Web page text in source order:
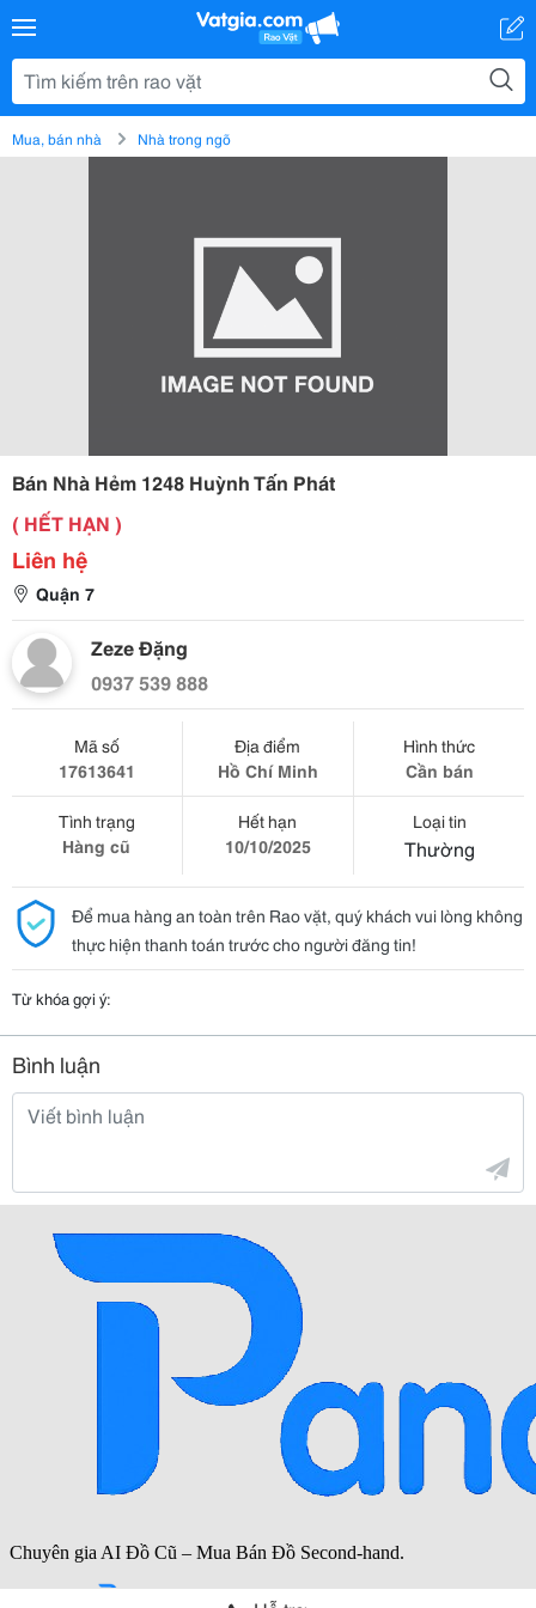
Mua, bán nhà Nhà trong ngõ
Bán Nhà Hẻm 1248 Huỳnh Tấn Phát
( HẾT HẠN )
Liên hệ
Quận 7
Zeze Đặng
0937 539 888
Mã số
17613641
Địa điểm
Hồ Chí Minh
Hình thức
Cần bán
Tình trạng
Hàng cũ
Hết hạn
10/10/2025
Loại tin
Thường
Để mua hàng an toàn trên Rao vặt, quý khách vui lòng không
thực hiện thanh toán trước cho người đăng tin!
Từ khóa gợi ý:
Bình luận